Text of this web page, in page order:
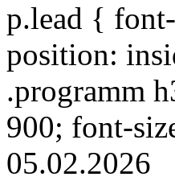
p.lead {
position:
.programm
900; font-
05.02.2026